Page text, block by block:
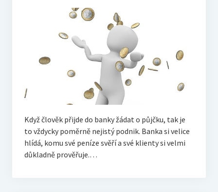
Když člověk přijde do banky žádat o půjčku, tak je
to vždycky poměrně nejistý podnik. Banka si velice
hlídá, komu své peníze svěří a své klienty si velmi
důkladně prověřuje.…